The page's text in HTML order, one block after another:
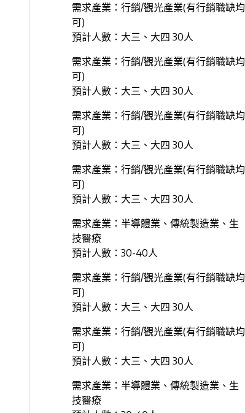
需求產業：行銷/觀光產業(有行銷職缺均
可)
預計人數：大三、大四 30人
需求產業：行銷/觀光產業(有行銷職缺均
可)
預計人數：大三、大四 30人
需求產業：行銷/觀光產業(有行銷職缺均
可)
預計人數：大三、大四 30人
需求產業：行銷/觀光產業(有行銷職缺均
可)
預計人數：大三、大四 30人
需求產業：半導體業、傳統製造業、生
技醫療
預計人數：30-40人
需求產業：行銷/觀光產業(有行銷職缺均
可)
預計人數：大三、大四 30人
需求產業：行銷/觀光產業(有行銷職缺均
可)
預計人數：大三、大四 30人
需求產業：半導體業、傳統製造業、生
技醫療